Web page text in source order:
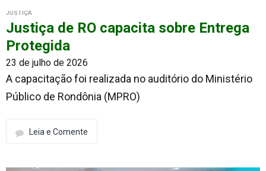
JUSTIÇA
Justiça de RO capacita sobre Entrega
Protegida
23 de julho de 2026
A capacitação foi realizada no auditório do Ministério
Público de Rondônia (MPRO)
Leia e Comente